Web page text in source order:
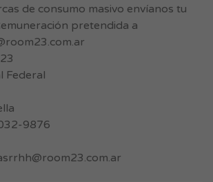
de consumo masivo envíanos tu
pretendida a
Federal
9876